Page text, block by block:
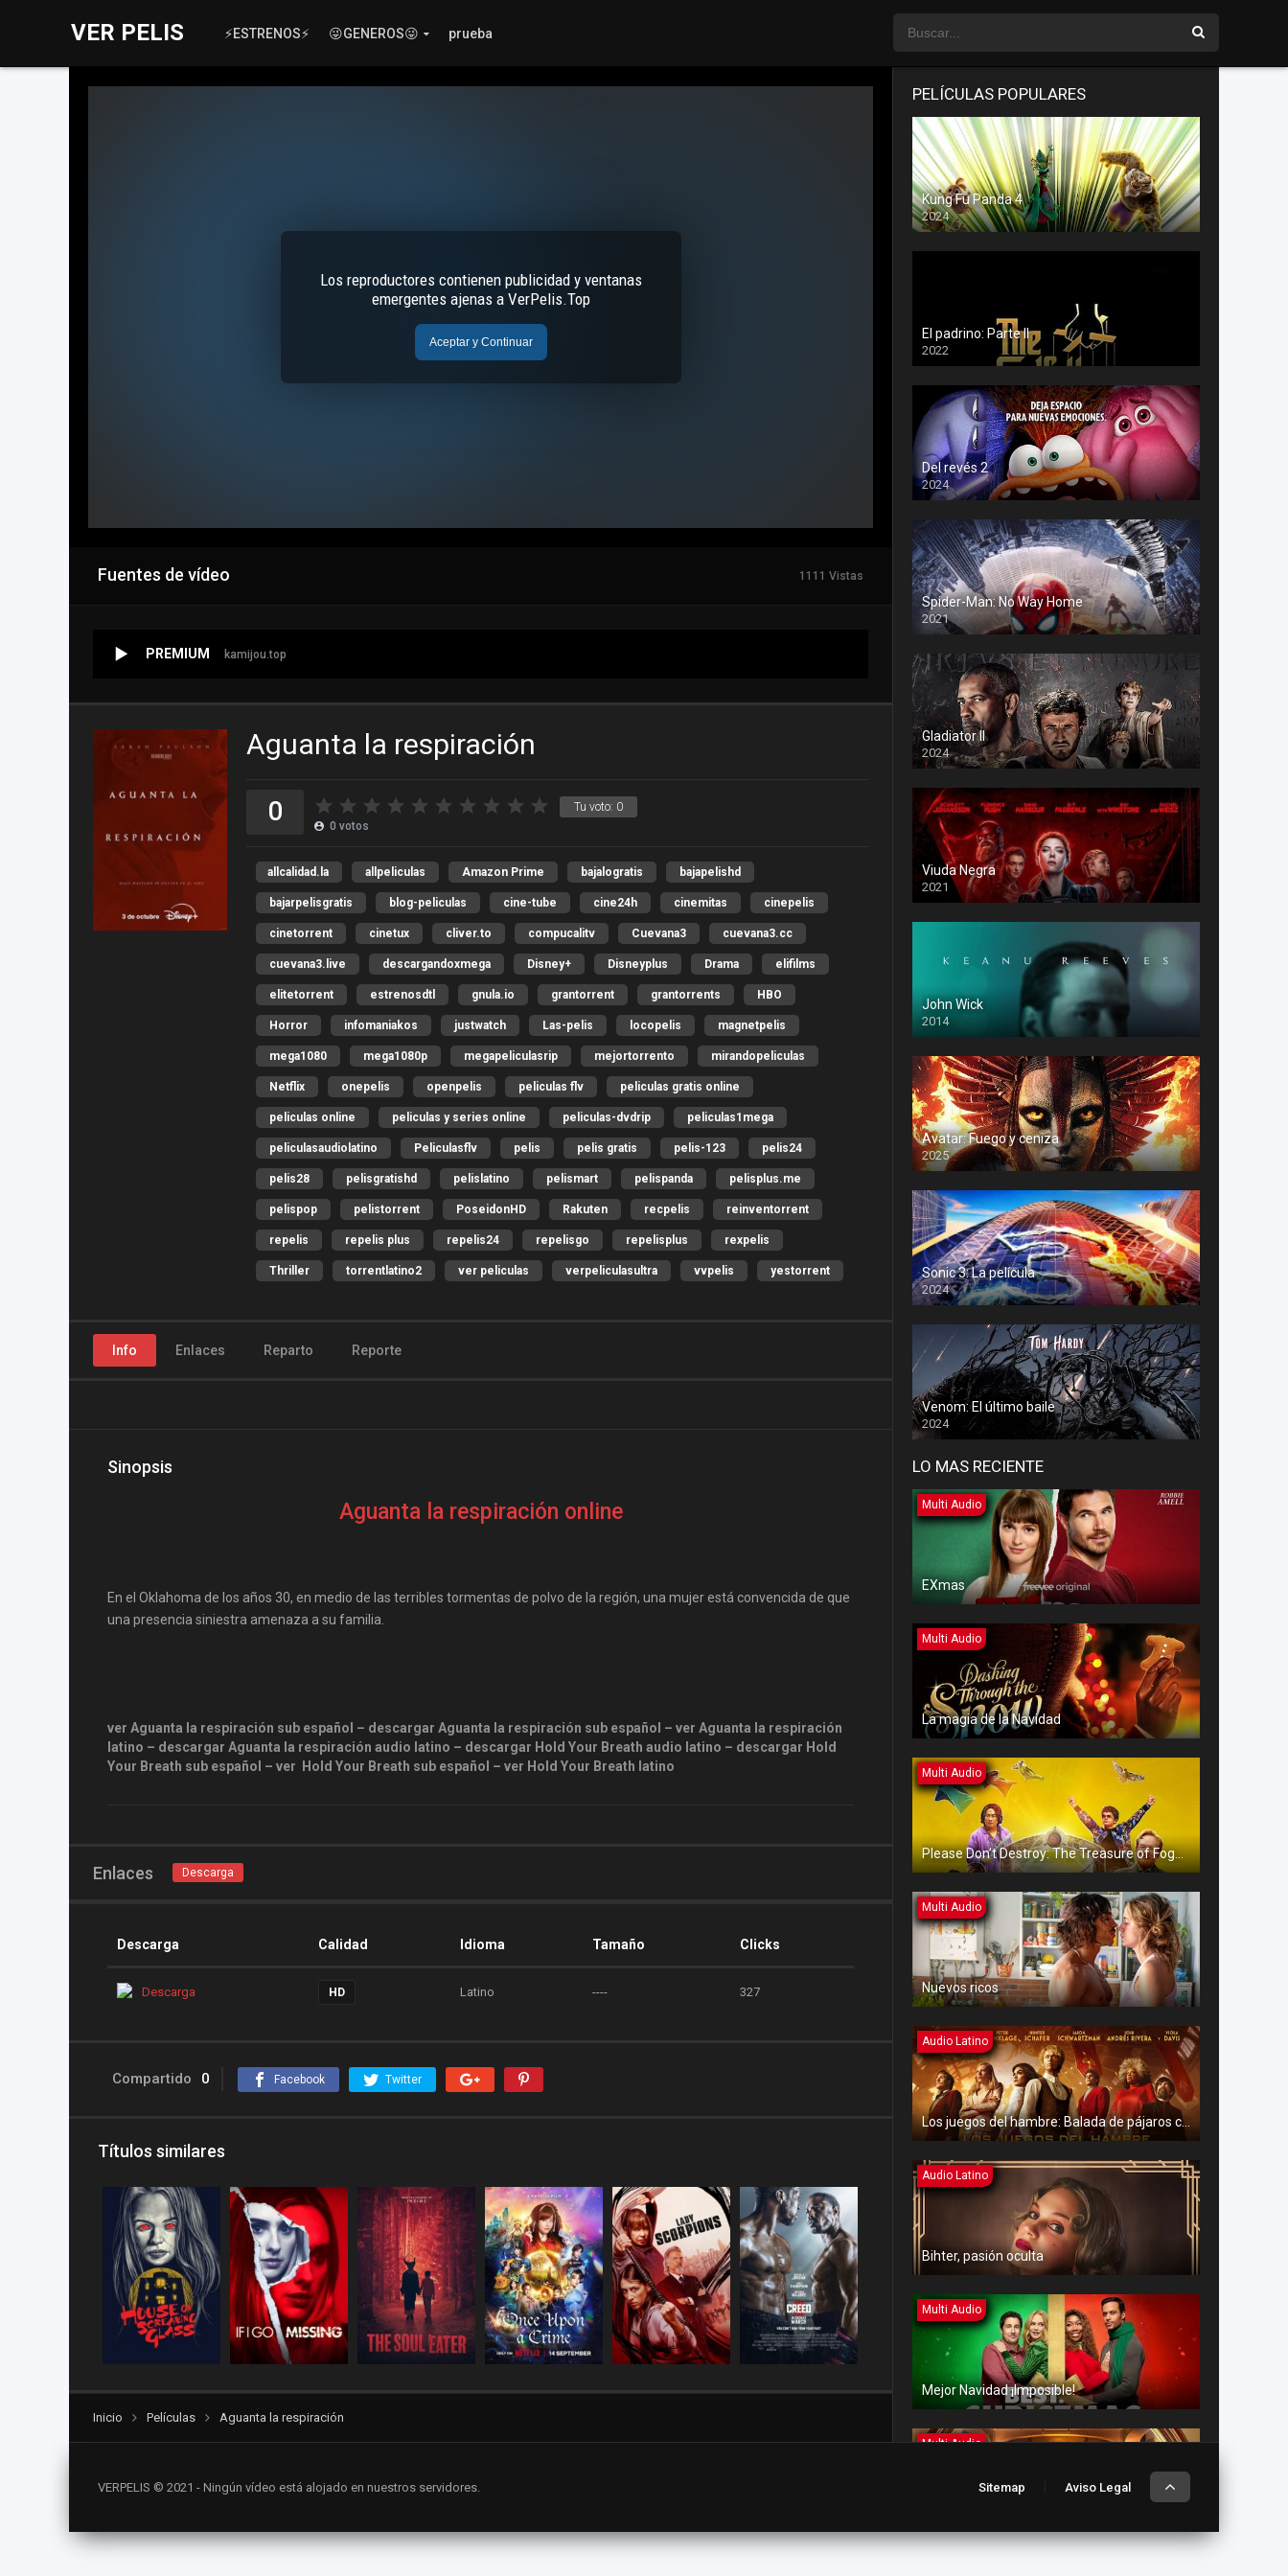
VER PELIS ⚡ESTRENOS⚡ 😜GENEROS😜 prueba
Fuentes de vídeo 1111 Vistas
PREMIUM kamijou.top
Aguanta la respiración
Tu voto: 0
0 0 votos
allcalidad.la allpeliculas Amazon Prime bajalogratis bajapelishd
bajarpelisgratis blog-peliculas cine-tube cine24h cinemitas cinepelis
cinetorrent cinetux cliver.to compucalitv Cuevana3 cuevana3.cc
cuevana3.live descargandoxmega Disney+ Disneyplus Drama elifilms
elitetorrent estrenosdtl gnula.io grantorrent grantorrents HBO
Horror infomaniakos justwatch Las-pelis locopelis magnetpelis
mega1080 mega1080p megapeliculasrip mejortorrento mirandopeliculas
Netflix onepelis openpelis peliculas flv peliculas gratis online
peliculas online peliculas y series online peliculas-dvdrip peliculas1mega
peliculasaudiolatino Peliculasflv pelis pelis gratis pelis-123 pelis24
pelis28 pelisgratishd pelislatino pelismart pelispanda pelisplus.me
pelispop pelistorrent PoseidonHD Rakuten recpelis reinventorrent
repelis repelis plus repelis24 repelisgo repelisplus rexpelis
Thriller torrentlatino2 ver peliculas verpeliculasultra vvpelis yestorrent
Info Enlaces Reparto Reporte
Sinopsis
Aguanta la respiración online
En el Oklahoma de los años 30, en medio de las terribles tormentas de polvo de la región, una mujer está convencida de que
una presencia siniestra amenaza a su familia.
ver Aguanta la respiración sub español – descargar Aguanta la respiración sub español – ver Aguanta la respiración
latino – descargar Aguanta la respiración audio latino – descargar Hold Your Breath audio latino – descargar Hold
Your Breath sub español – ver Hold Your Breath sub español – ver Hold Your Breath latino
Enlaces Descarga
Descarga Calidad Idioma Tamaño Clicks
Descarga HD Latino ---- 327
Compartido 0 Facebook Twitter
Títulos similares
Inicio Películas Aguanta la respiración
PELÍCULAS POPULARES
Kung Fu Panda 4
2024
El padrino: Parte II
2022
Del revés 2
2024
Spider-Man: No Way Home
2021
Gladiator II
2024
Viuda Negra
2021
John Wick
2014
Avatar: Fuego y ceniza
2025
Sonic 3: La película
2024
Venom: El último baile
2024
LO MAS RECIENTE
Multi Audio
EXmas
Multi Audio
La magia de la Navidad
Multi Audio
Please Don’t Destroy: The Treasure of Foggy Mountain
Multi Audio
Nuevos ricos
Audio Latino
Los juegos del hambre: Balada de pájaros cantores y serpientes
Audio Latino
Bihter, pasión oculta
Multi Audio
Mejor Navidad ¡Imposible!
Multi Audio
VERPELIS © 2021 - Ningún vídeo está alojado en nuestros servidores. Sitemap Aviso Legal